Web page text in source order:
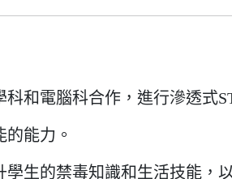
和電腦科合作，進行滲透式
能力。
生的禁毒知識和生活技能，